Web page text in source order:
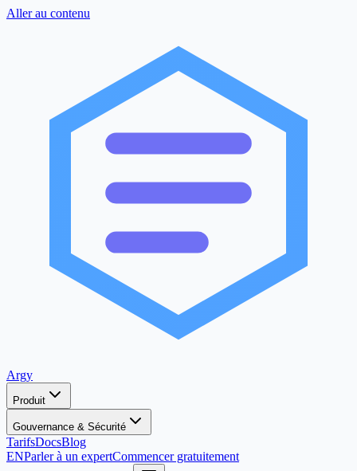
Aller au contenu
Argy
Produit
Gouvernance & Sécurité
TarifsDocsBlog
ENParler à un expertCommencer gratuitement